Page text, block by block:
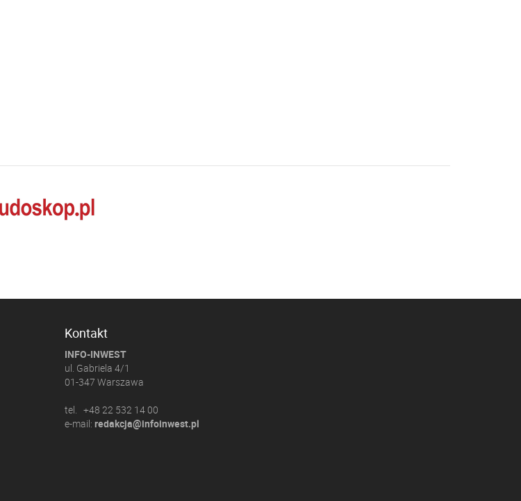
Kontakt
INFO-INWEST
ul. Gabriela 4/1
01-347 Warszawa
tel. +48 22 532 14 00
e-mail: redakcja@infoinwest.pl